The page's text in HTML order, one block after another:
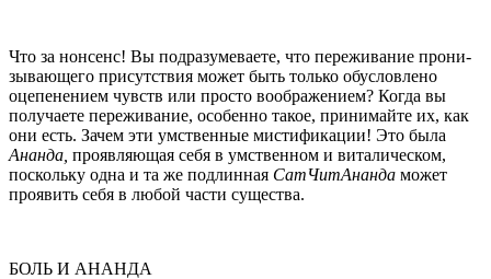
Что за нонсенс! Вы подразумеваете, что переживание прони­
зывающего присутствия может быть только обусловлено
оцепенением чувств или просто воображением? Когда вы
получаете переживание, особенно такое, принимайте их, как
они есть. Зачем эти умственные мистификации! Это была
Ананда, проявляющая себя в умственном и виталическом,
поскольку одна и та же подлинная СатЧитАнанда может
проявить себя в любой части существа.
БОЛЬ И АНАНДА